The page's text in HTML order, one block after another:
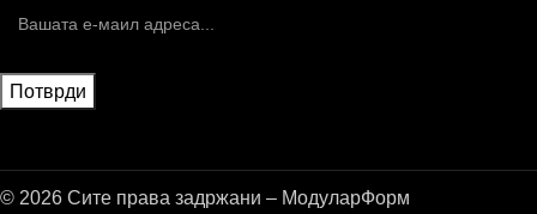
© 2026 Сите права задржани – МодуларФорм